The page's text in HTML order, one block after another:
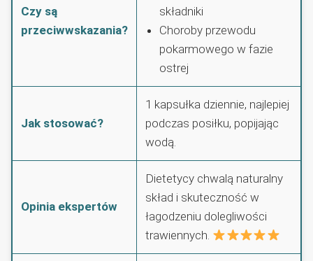
Czy są
przeciwwskazania?
składniki
Choroby przewodu
pokarmowego w fazie
ostrej
Jak stosować?
1 kapsułka dziennie, najlepiej
podczas posiłku, popijając
wodą.
Opinia ekspertów
Dietetycy chwalą naturalny
skład i skuteczność w
łagodzeniu dolegliwości
trawiennych.